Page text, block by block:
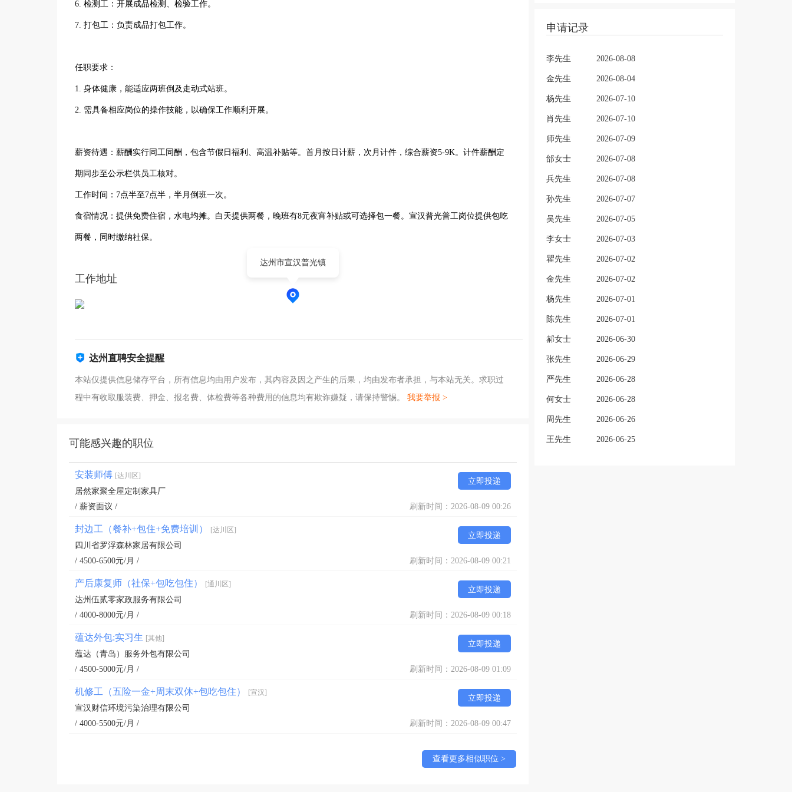
6. 检测工：开展成品检测、检验工作。
7. 打包工：负责成品打包工作。
任职要求：
1. 身体健康，能适应两班倒及走动式站班。
2. 需具备相应岗位的操作技能，以确保工作顺利开展。
薪资待遇：薪酬实行同工同酬，包含节假日福利、高温补贴等。首月按日计薪，次月计件，综合薪资5-9K。计件薪酬定
期同步至公示栏供员工核对。
工作时间：7点半至7点半，半月倒班一次。
食宿情况：提供免费住宿，水电均摊。白天提供两餐，晚班有8元夜宵补贴或可选择包一餐。宣汉普光普工岗位提供包吃
两餐，同时缴纳社保。
工作地址
达州市宣汉普光镇
达州直聘安全提醒
本站仅提供信息储存平台，所有信息均由用户发布，其内容及因之产生的后果，均由发布者承担，与本站无关。求职过
程中有收取服装费、押金、报名费、体检费等各种费用的信息均有欺诈嫌疑，请保持警惕。 我要举报 >
可能感兴趣的职位
安装师傅 [达川区]
立即投递
居然家聚全屋定制家具厂
/ 薪资面议 /
刷新时间：2026-08-09 00:26
封边工（餐补+包住+免费培训） [达川区]
立即投递
四川省罗浮森林家居有限公司
/ 4500-6500元/月 /
刷新时间：2026-08-09 00:21
产后康复师（社保+包吃包住） [通川区]
立即投递
达州伍贰零家政服务有限公司
/ 4000-8000元/月 /
刷新时间：2026-08-09 00:18
蕴达外包:实习生 [其他]
立即投递
蕴达（青岛）服务外包有限公司
/ 4500-5000元/月 /
刷新时间：2026-08-09 01:09
机修工（五险一金+周末双休+包吃包住） [宣汉]
立即投递
宣汉财信环境污染治理有限公司
/ 4000-5500元/月 /
刷新时间：2026-08-09 00:47
查看更多相似职位 >
申请记录
李先生 2026-08-08
金先生 2026-08-04
杨先生 2026-07-10
肖先生 2026-07-10
师先生 2026-07-09
邰女士 2026-07-08
兵先生 2026-07-08
孙先生 2026-07-07
吴先生 2026-07-05
李女士 2026-07-03
瞿先生 2026-07-02
金先生 2026-07-02
杨先生 2026-07-01
陈先生 2026-07-01
郝女士 2026-06-30
张先生 2026-06-29
严先生 2026-06-28
何女士 2026-06-28
周先生 2026-06-26
王先生 2026-06-25